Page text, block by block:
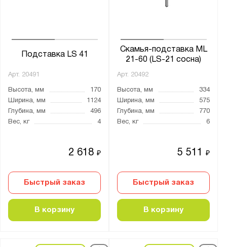
Подставка LS 41
Арт. 20491
Высота, мм
170
Ширина, мм
1124
Глубина, мм
496
Вес, кг
4
2 618₽
Быстрый заказ
В корзину
Скамья-подставка ML
21-60 (LS-21 сосна)
Арт. 20492
Высота, мм
334
Ширина, мм
575
Глубина, мм
770
Вес, кг
6
5 511₽
Быстрый заказ
В корзину